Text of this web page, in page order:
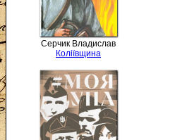
Серчик Владислав
Коліївщина